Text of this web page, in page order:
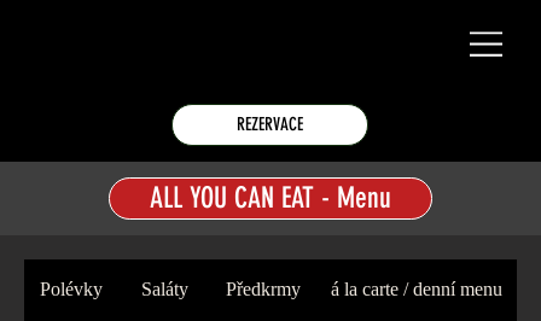
REZERVACE
Polévky Saláty Předkrmy á la carte / denní menu
ALL YOU CAN EAT - Menu